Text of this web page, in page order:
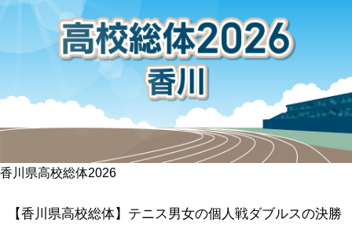
香川県高校総体2026
【香川県高校総体】テニス男女の個人戦ダブルスの決勝